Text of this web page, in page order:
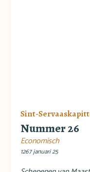
Sint-
Nummer 26
Economisch
1267 januari 25